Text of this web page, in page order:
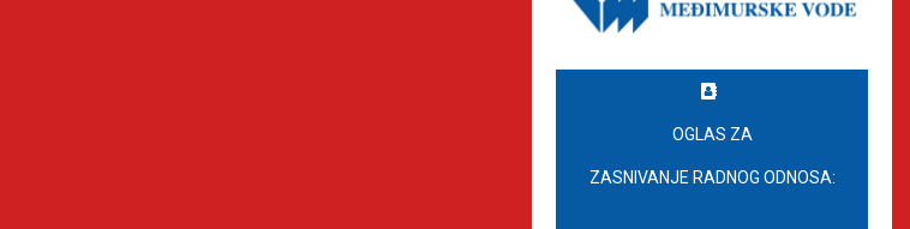
OGLAS ZA
ZASNIVANJE RADNOG ODNOSA: